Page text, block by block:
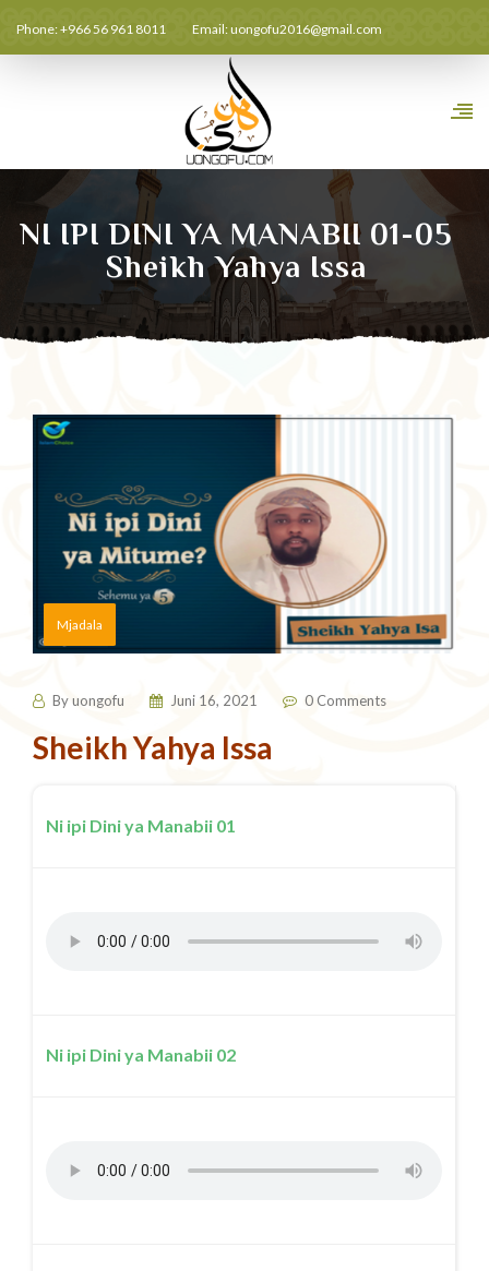
Phone: +966 56 961 8011 Email:uongofu2016@gmail.com
NI IPI DINI YA MANABII 01-05
Sheikh Yahya Issa
Mjadala
Byuongofu Juni 16, 2021 0 Comments
Sheikh Yahya Issa
Ni ipi Dini ya Manabii 01
Ni ipi Dini ya Manabii 02